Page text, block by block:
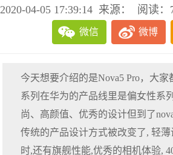
2020-04-05 17:39:14 来源： 阅读：
微信 微博
今天想要介绍的是Nova5 Pro，大家
系列在华为的产品线里是偏女性系
尚、高颜值、优秀的设计但到了
传统的产品设计方式被改变了, 轻薄
时,还有旗舰性能,优秀的相机体验,